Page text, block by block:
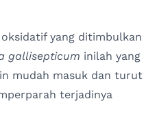
yang ditimbulkan
gallisepticum inilah yang
mudah masuk dan turut
terjadinya